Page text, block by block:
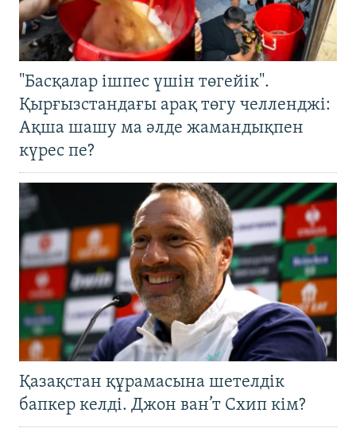
"Басқалар ішпес үшін төгейік".
Қырғызстандағы арақ төгу челленджі:
Ақша шашу ма әлде жамандықпен
күрес пе?
Қазақстан құрамасына шетелдік
бапкер келді. Джон ван’т Схип кім?